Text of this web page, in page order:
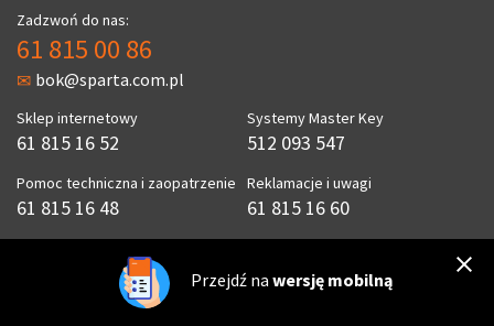
Zadzwoń do nas:
61 815 00 86
bok@sparta.com.pl
Sklep internetowy
61 815 16 52
Pomoc techniczna i zaopatrzenie
61 815 16 48
Systemy Master Key
512 093 547
Reklamacje i uwagi
61 815 16 60
61 815 16 42
Przejdź na wersję mobilną